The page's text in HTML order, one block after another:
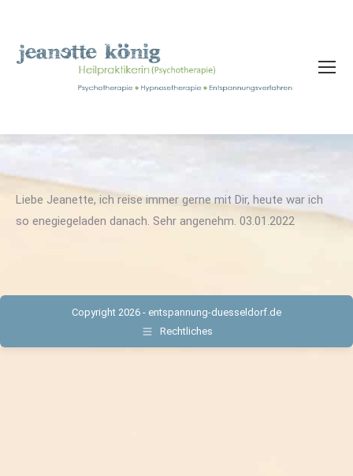
Liebe Jeanette, ich reise immer gerne mit Dir, heute war ich
so enegiegeladen danach. Sehr angenehm. 03.01.2022
Copyright 2026 - entspannung-duesseldorf.de
Rechtliches